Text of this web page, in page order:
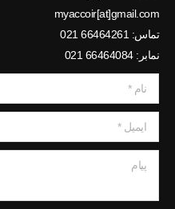
myaccoir[at]gmail.com
تماس: 66464261 021
نمابر: 66464084 021
نام *
ایمیل *